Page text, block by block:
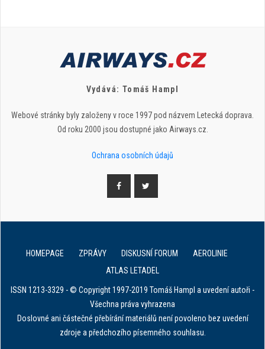
Vydává: Tomáš Hampl
Webové stránky byly založeny v roce 1997 pod názvem Letecká doprava.
Od roku 2000 jsou dostupné jako Airways.cz.
Ochrana osobních údajů
HOMEPAGE ZPRÁVY DISKUSNÍ FORUM
AEROLINIE
ATLAS LETADEL
ISSN 1213-3329 - © Copyright 1997-2019 Tomáš Hampl a uvedení autoři -
Všechna práva vyhrazena
Doslovné ani částečné přebírání materiálů není povoleno bez uvedení
zdroje a předchozího písemného souhlasu.